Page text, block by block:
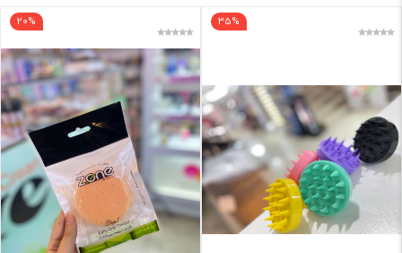
فیلتر براساس قیمت :
قیمت:0 - 346,000 تومان
فیلتر
35%
20%